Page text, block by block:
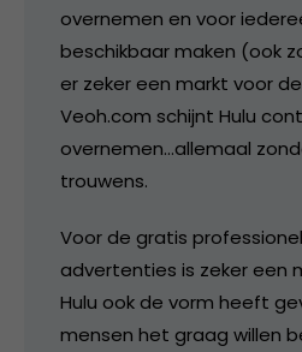
overnemen en voor
beschikbaar maken (ook
er zeker een markt voor
Veoh.com schijnt Hulu
overnemen…allemaal
trouwens.
Voor de gratis
advertenties is zeker een
Hulu ook de vorm heeft
mensen het graag willen